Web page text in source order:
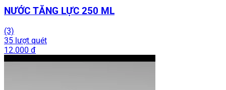
NƯỚC TĂNG LỰC 250 ML
(3)
35 lượt quét
12.000 đ